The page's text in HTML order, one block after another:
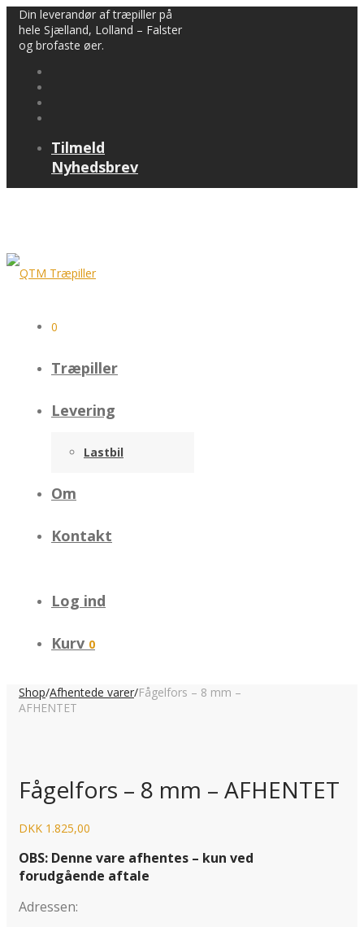
Din leverandør af træpiller på
hele Sjælland, Lolland – Falster
og brofaste øer.
Tilmeld
Nyhedsbrev
0
Træpiller
Levering
Lastbil
Om
Kontakt
Log ind
Kurv 0
Shop/Afhentede varer/Fågelfors – 8 mm –
AFHENTET
Fågelfors – 8 mm – AFHENTET
DKK 1.825,00
OBS: Denne vare afhentes – kun ved
forudgående aftale
Adressen: